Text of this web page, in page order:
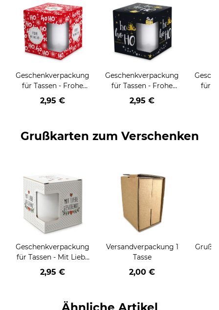
Geschenkverpackung
für Tassen - Frohe
Weihnachten - HO
HO HO - rot
2,95 €
Geschenkverpackung
für Tassen - Frohe
Weihnachten - HO
HO HO - schwarz
2,95 €
für
Grußkarten zum Verschenken
Geschenkverpackung
für Tassen - Mit Liebe
geschenkt
2,95 €
Versandverpackung 1
Tasse
2,00 €